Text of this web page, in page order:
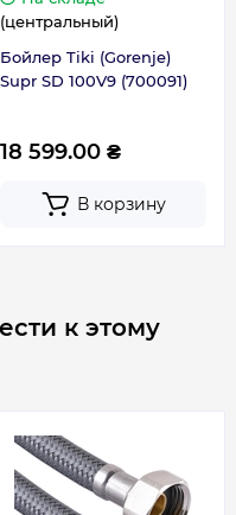
корпусе)
Тэн
20-60 мм
(центральный)
Бойлер Tiki (Gorenje)
Supr SD 100V9 (700091)
18 599.00 ₴
В корзину
к этому